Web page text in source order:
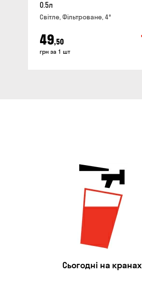
0.5л
Світле, Фільтроване, 4°
49,50
грн за 1 шт
Сьогодні на кранах